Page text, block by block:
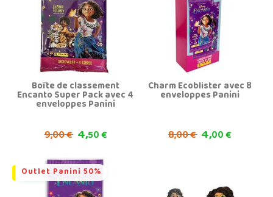
Boîte de classement
Encanto Super Pack avec 4
enveloppes Panini
9,00 € 4,50 €
Charm Ecoblister avec 8
enveloppes Panini
8,00 € 4,00 €
Outlet Panini 50%